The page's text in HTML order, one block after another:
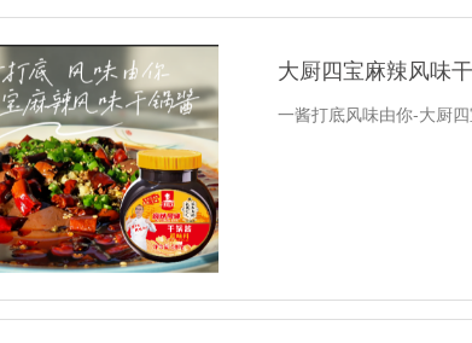
大厨四宝麻辣风味
一酱打底风味由你-大厨